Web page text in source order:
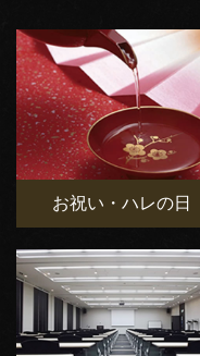
お祝い・ハレの日